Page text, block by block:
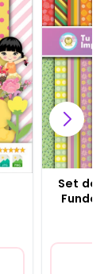
Set de